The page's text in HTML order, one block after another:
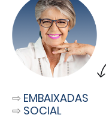
⇨ EMBAIXADAS
⇨ SOCIAL